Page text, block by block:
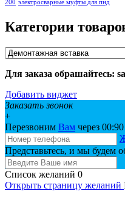
200 электросварные муфты для пнд
Категории
Для заказа обрашайтесь:
Добавить виджет
Заказать звонок
+
Перезвоним Вам через 00:90
Представьтесь, и мы будем
Список желаний 0
Открыть страницу желаний